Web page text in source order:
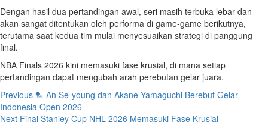
Dengan hasil dua pertandingan awal, seri masih terbuka lebar dan
akan sangat ditentukan oleh performa di game-game berikutnya,
terutama saat kedua tim mulai menyesuaikan strategi di panggung
final.
NBA Finals 2026 kini memasuki fase krusial, di mana setiap
pertandingan dapat mengubah arah perebutan gelar juara.
Post
navigation
Previous 🏸 An Se-young dan Akane Yamaguchi Berebut Gelar
Indonesia Open 2026
Next Final Stanley Cup NHL 2026 Memasuki Fase Krusial